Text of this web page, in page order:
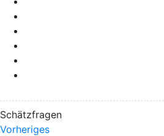
Schätzfragen
Vorheriges